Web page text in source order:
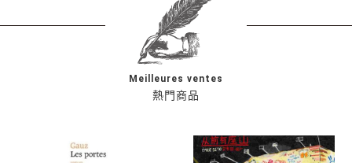
熱門商品
Meilleures ventes